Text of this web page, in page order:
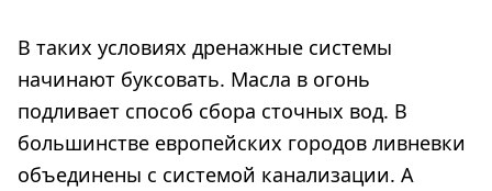
В таких условиях дренажные системы
начинают буксовать. Масла в огонь
подливает способ сбора сточных вод. В
большинстве европейских городов ливневки
объединены с системой канализации. А